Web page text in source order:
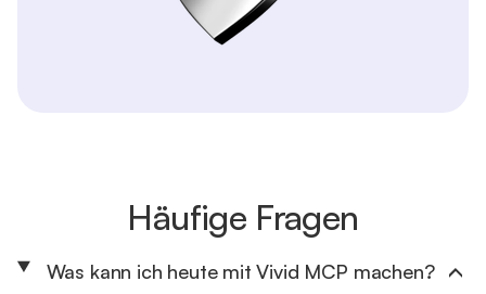
Häufige Fragen
Was kann ich heute mit Vivid MCP machen?